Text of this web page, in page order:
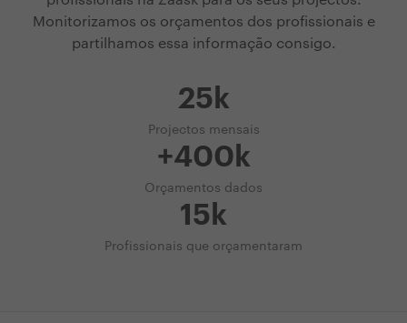
Monitorizamos os orçamentos dos profissionais e
partilhamos essa informação consigo.
25k
Projectos mensais
+400k
Orçamentos dados
15k
Profissionais que orçamentaram